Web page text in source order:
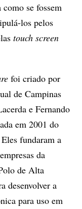
se fossem
los pelos
touch screen
foi criado por
de Campinas
e Fernando
em 2001 do
fundaram a
da
de Alta
desenvolver a
para uso em